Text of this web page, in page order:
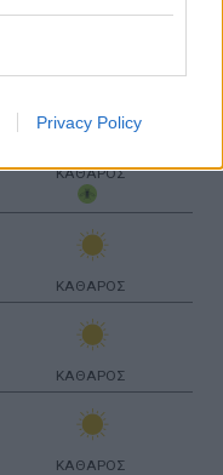
Privacy Policy
ΚΑΘΑΡΟΣ
ΚΑΘΑΡΟΣ
ΚΑΘΑΡΟΣ
ΚΑΘΑΡΟΣ